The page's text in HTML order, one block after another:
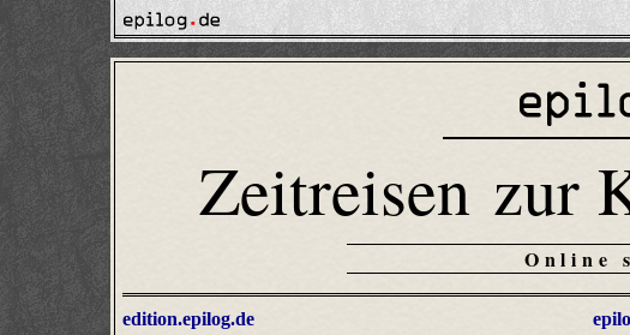
Zeitreisen zur
Online
edition.epilog.de